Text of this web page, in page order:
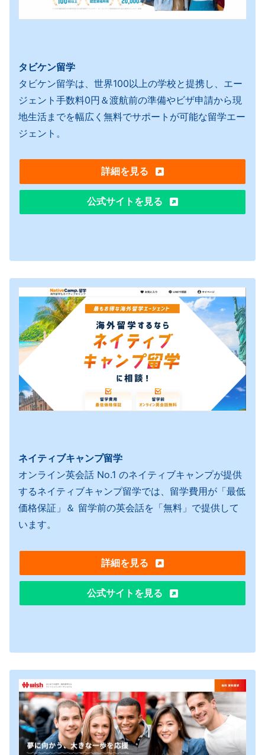
タビケン留学
タビケン留学は、世界100以上の学校と提携し、エー
ジェント手数料0円＆渡航前の準備やビザ申請から現
地生活までを幅広く無料でサポートが可能な留学エー
ジェント。
詳細を見る
公式サイトを見る
ネイティブキャンプ留学
オンライン英会話 No.1 のネイティブキャンプが提供
するネイティブキャンプ留学では、留学費用が「最低
価格保証」＆ 留学前の英会話を「無料」で提供して
います。
詳細を見る
公式サイトを見る